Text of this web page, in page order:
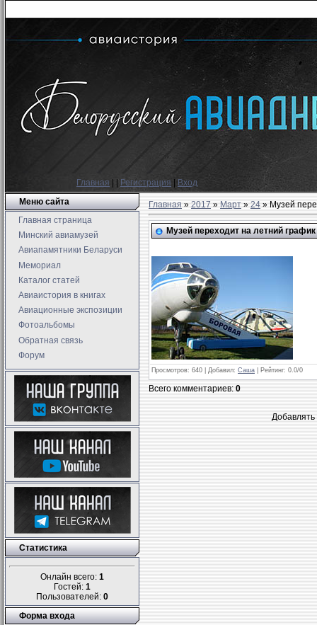
Главная Регистрация
Вход
Меню сайта
Главная страница
Минский авиамузей
Авиапамятники Беларуси
Мемориал
Каталог статей
Авиаистория в книгах
Авиационные экспозиции
Фотоальбомы
Обратная связь
Форум
Статистика
Онлайн всего: 1
Гостей: 1
Пользователей: 0
Форма входа
Главная»2017 » Март » 24» Музей
Музей переходит на летний
Просмотров: 640 | Добавил: Саша Рейтинг: 0.0/0
Всего комментариев:0
Добавлять